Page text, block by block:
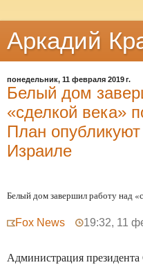
Аркадий
понедельник, 11 февраля 2019 г.
Белый дом
«сделкой века»
План
Израиле
Белый дом завершил работу над
Fox News 19:32, 11
Администрация